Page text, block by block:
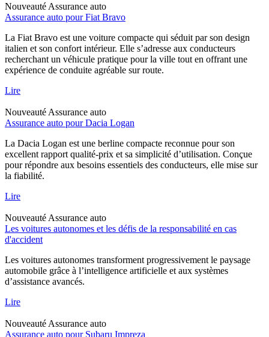
Nouveauté Assurance auto
Assurance auto pour Fiat Bravo
La Fiat Bravo est une voiture compacte qui séduit par son design
italien et son confort intérieur. Elle s’adresse aux conducteurs
recherchant un véhicule pratique pour la ville tout en offrant une
expérience de conduite agréable sur route.
Lire
Nouveauté Assurance auto
Assurance auto pour Dacia Logan
La Dacia Logan est une berline compacte reconnue pour son
excellent rapport qualité-prix et sa simplicité d’utilisation. Conçue
pour répondre aux besoins essentiels des conducteurs, elle mise sur
la fiabilité.
Lire
Nouveauté Assurance auto
Les voitures autonomes et les défis de la responsabilité en cas
d'accident
Les voitures autonomes transforment progressivement le paysage
automobile grâce à l’intelligence artificielle et aux systèmes
d’assistance avancés.
Lire
Nouveauté Assurance auto
Assurance auto pour Subaru Impreza